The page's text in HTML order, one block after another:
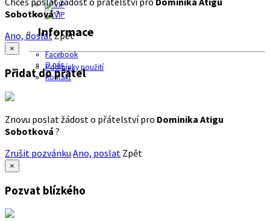
Informace
Facebook
O nás
Podmínky použití
Kontakt
Sobotková?
Ano, poslatZpět
×
Přidat do přátel
Znovu poslat žádost o přátelství pro Dominika Atigu
Sobotková ?
Zrušit pozvánku Ano, poslat Zpět
×
Pozvat blízkého